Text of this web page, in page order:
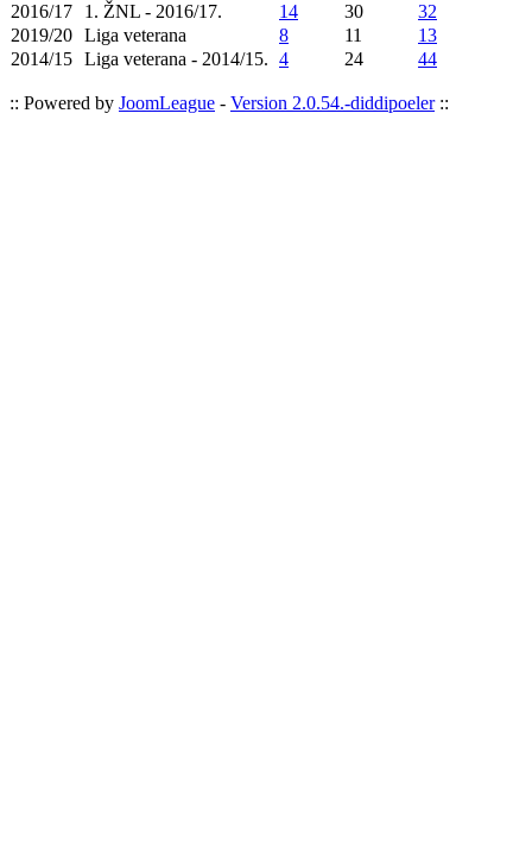
2016/17
1. ŽNL - 2016/17. 14 30
32
2019/20 Liga veterana 8 11
13
2014/15 Liga veterana - 2014/15. 4 24 44
:: Powered by JoomLeague - Version 2.0.54.-diddipoeler::